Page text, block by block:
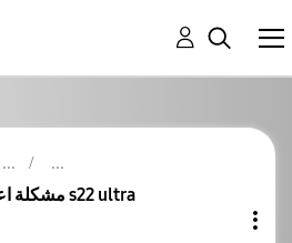
Re: مشكلة اعادة تشغيل جهاز s22 ultra